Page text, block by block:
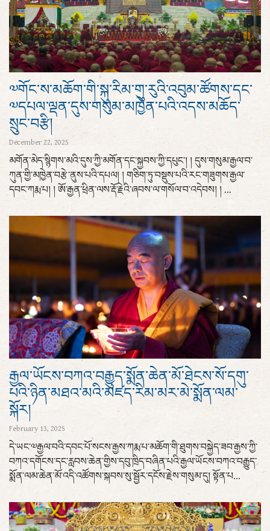
༧གོང་ས་མཆོག་གི་སྐུ་རིམ་གུ་རུའི་འབུམ་ཚོགས་དང་
༧དཔལ་ལྡན་དུས་གསུམ་མཁྱེན་པའི་འདས་མཆོད་
སྲུང་བརྩི།
December 22, 2025
མགོན་མེད་སྙིགས་མའི་དུས་ཀྱི་མགོན་དང་སྐྱབས་ཀྱི་དཔུང་། ། དུས་གསུམ་རྒྱལ་བ་
ཀུན་གྱི་མཁྱེན་བརྩེ་ནུས་པའི་དཔལ། ། གཅིག་ཏུ་བསྡུས་པའི་རང་གཟུགས་རྒྱལ་
དབང་ཀརྨ་པ། ། ཨོ་རྒྱན་ཕྲིན་ལས་རྡོ་རྗེའི་ཞབས་ལ་གསོལ་བ་འདེབས། ། ...
རྒྱལ་ཡོངས་བཀའ་བརྒྱུད་སྨོན་ཆེན་མོ་ཐེངས་སོ་དགུ་
པའི་ཉིན་མཐའ་མའི་མཛད་རིམ་མར་མེ་སྨོན་ལམ་
སྐོར།
February 13, 2025
དེ་ཡང་༧རྒྱལ་བའི་དབང་པོ་སངས་རྒྱས་ཀརྨ་པ་མཆོག་གི་ཐུགས་བསྐྱེད་ཟབ་རྒྱས་ཀྱི་
བཀའ་དགོངས་དང་རླབས་ཆེན་གྱིས་དབུ་ཁྲིད་བཞིན་པའི་རྒྱལ་ཡོངས་བཀའ་བརྒྱུད་
སྨོན་ལམ་ཆེན་མོ་འདི་འཚོགས་སྐབས་སུ་སྦྱོར་དངོས་རྗེས་གསུམ་དུ། སྟོན་པ...